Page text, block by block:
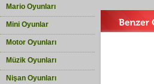
Mario Oyunları
Mini Oyunlar
Motor Oyunları
Müzik Oyunları
Nişan Oyunları